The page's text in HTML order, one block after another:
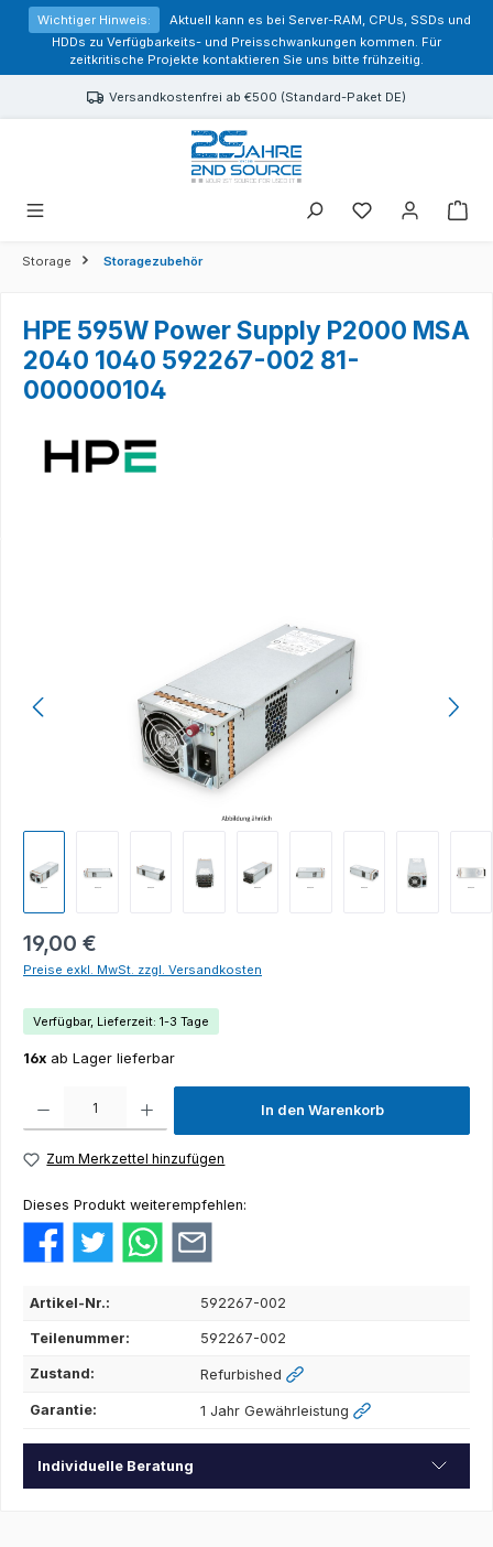
springen
Wichtiger Hinweis:
Aktuell kann es bei Server-RAM, CPUs, SSDs und
HDDs zu Verfügbarkeits- und Preisschwankungen kommen. Für
zeitkritische Projekte kontaktieren Sie uns bitte frühzeitig.
Versandkostenfrei ab €500 (Standard-Paket DE)
Sie haben 0
Storage Storagezubehör
HPE 595W Power Supply P2000 MSA
2040 1040 592267-002 81-
000000104
19,00 €
Preise exkl. MwSt. zzgl. Versandkosten
Verfügbar, Lieferzeit: 1-3 Tage
16x ab Lager lieferbar
In den Warenkorb
Zum Merkzettel hinzufügen
Dieses Produkt weiterempfehlen:
Artikel-Nr.: 592267-002
Teilenummer: 592267-002
Zustand: Refurbished
Garantie: 1 Jahr Gewährleistung
Individuelle Beratung